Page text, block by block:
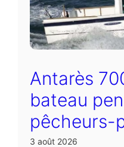
Antarès
bateau
pêcheurs-
3 août 2026